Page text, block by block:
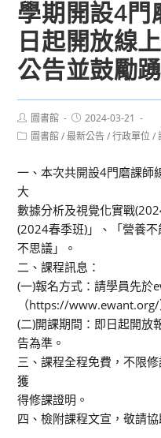
學期開設4門
日起開放線
公告並鼓勵
Post
author:
圖書館
Post
published:
2024-03-21
Post圖書館 / 最新公告 / 行政單位 /
一、本次共開設4門磨課
大
數據分析及視覺化實戰
(2024春季班)」、「營養
不思議」。
二、課程訊息：
(一)報名方式：請學員先於
（https://
(二)開課期間：即日起開放
告為準。
三、課程全程免費，不限
獲
得修課證明。
四、檢附課程文宣，敬請協